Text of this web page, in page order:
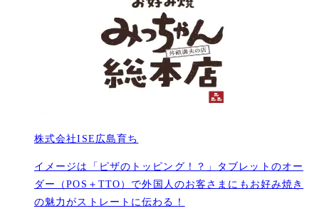
株式会社ISE広島育ち
イメージは「ピザのトッピング！？」タブレットのオー
ダー（POS＋TTO）で外国人のお客さまにもお好み焼き
の魅力がストレートに伝わる！